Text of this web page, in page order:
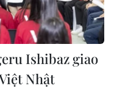
Ishibaz giao
Nhật